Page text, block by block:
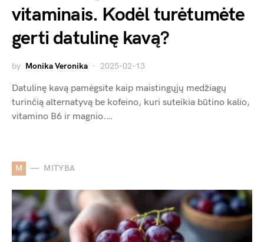
vitaminais. Kodėl turėtumėte
gerti datulinę kavą?
by Monika Veronika 2025-02-13
Datulinę kavą pamėgsite kaip maistingųjų medžiagų
turinčią alternatyvą be kofeino, kuri suteikia būtino kalio,
vitamino B6 ir magnio.…
M MITYBA